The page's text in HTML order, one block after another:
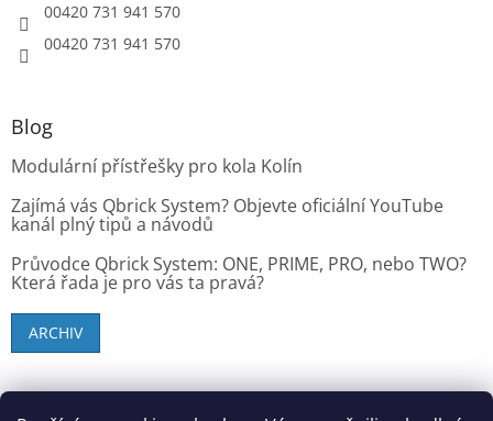
00420 731 941 570
00420 731 941 570
Blog
Modulární přístřešky pro kola Kolín
Zajímá vás Qbrick System? Objevte oficiální YouTube
kanál plný tipů a návodů
Průvodce Qbrick System: ONE, PRIME, PRO, nebo TWO?
Která řada je pro vás ta pravá?
ARCHIV